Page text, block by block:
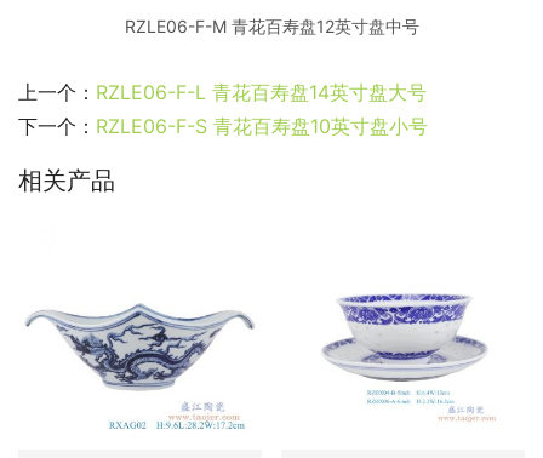
RZLE06-F-M 青花百寿盘12英寸盘中号
上一个： RZLE06-F-L 青花百寿盘14英寸盘大号
下一个： RZLE06-F-S 青花百寿盘10英寸盘小号
相关产品